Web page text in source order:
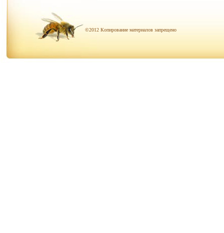
©2012 Копирование материалов запрещено